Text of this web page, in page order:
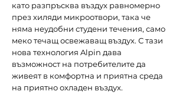
като разпръсква въздух равномерно
през хиляди микроотвори, така че
няма неудобни студени течения, само
меко течащ освежаващ въздух. С тази
нова технология Alpin дава
възможност на потребителите да
живеят в комфортна и приятна среда
на приятно охладен въздух.